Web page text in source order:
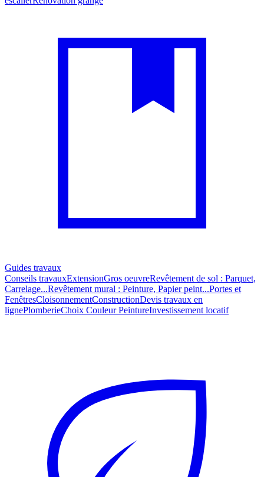
Guides travaux
Conseils travauxExtensionGros oeuvreRevêtement de sol : Parquet,
Carrelage...Revêtement mural : Peinture, Papier peint...Portes et
FenêtresCloisonnementConstructionDevis travaux en
lignePlomberieChoix Couleur PeintureInvestissement locatif